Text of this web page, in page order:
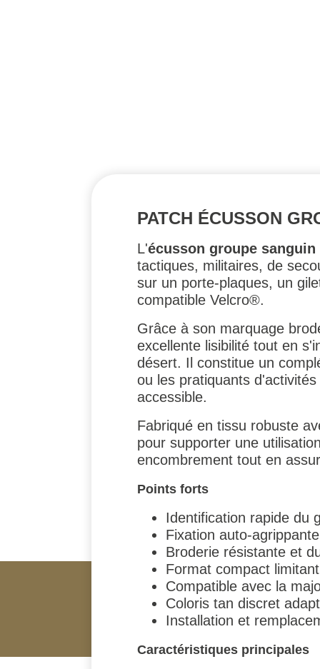
PATCH ÉCUSSON
L'écusson groupe sanguin
tactiques, militaires, de
sur un porte-plaques, un
compatible Velcro®.
Grâce à son marquage
excellente lisibilité tout en
désert. Il constitue un
ou les pratiquants
accessible.
Fabriqué en tissu robuste
pour supporter une
encombrement tout en
Points forts
Identification rapide du
Fixation auto-
Broderie résistante et
Format compact
Compatible avec la
Coloris tan discret
Installation et
Caractéristiques principales